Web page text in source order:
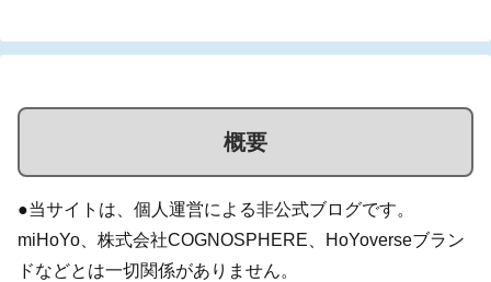
概要
●当サイトは、個人運営による非公式ブログです。
miHoYo、株式会社COGNOSPHERE、HoYoverseブラン
ドなどとは一切関係がありません。